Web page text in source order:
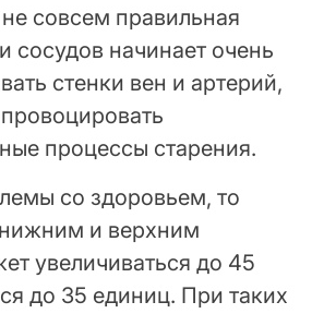
совсем правильная
сосудов начинает очень
стенки вен и артерий,
процессы старения.
со здоровьем, то
и верхним
увеличиваться до 45
до 35 единиц. При таких